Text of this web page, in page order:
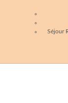
Séjour